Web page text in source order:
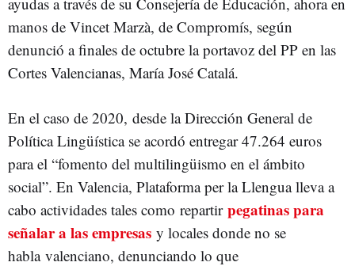
manos de Vincet Marzà, de Compromís, según
denunció a finales de octubre la portavoz del PP en las
Cortes Valencianas, María José Catalá.
En el caso de 2020, desde la Dirección General de
Política Lingüística se acordó entregar 47.264 euros
para el “fomento del multilingüismo en el ámbito
social”. En Valencia, Plataforma per la Llengua lleva a
cabo actividades tales como repartir pegatinas para
señalar a las empresas y locales donde no se
habla valenciano, denunciando lo que